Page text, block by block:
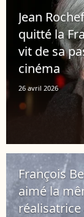
Jean
quitté la
vit de sa
cinéma
26 avril 2026
François
aimé la